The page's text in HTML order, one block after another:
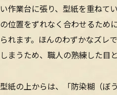
い作業台に張り、型紙を重ねて
の位置をずれなく合わせるため
られます。ほんのわずかなズレ
しまうため、職人の熟練した目
型紙の上からは、「防染糊（ぼ